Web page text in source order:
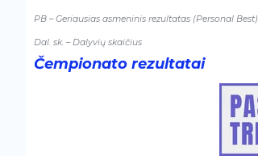
PB – Geriausias asmeninis rezultatas (Personal Best)
Dal. sk. – Dalyvių skaičius
Čempionato rezultatai